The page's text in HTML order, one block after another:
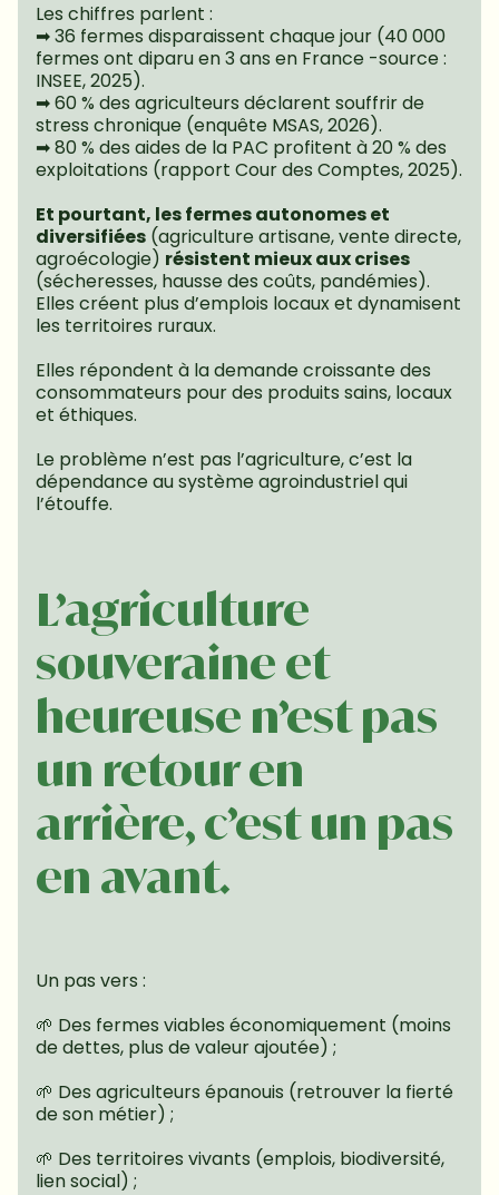
Les chiffres parlent :
➡ 36 fermes disparaissent chaque jour (40 000
fermes ont diparu en 3 ans en France -source :
INSEE, 2025).
➡ 60 % des agriculteurs déclarent souffrir de
stress chronique (enquête MSAS, 2026).
➡ 80 % des aides de la PAC profitent à 20 % des
exploitations (rapport Cour des Comptes, 2025).
Et pourtant, les fermes autonomes et
diversifiées (agriculture artisane, vente directe,
agroécologie)
(sécheresses, hausse des coûts, pandémies).
Elles créent plus d’emplois locaux et dynamisent
les territoires ruraux.
Elles répondent à la demande croissante des
consommateurs pour des produits sains, locaux
et éthiques.
Le problème n’est pas l’agriculture, c’est la
dépendance au système agroindustriel qui
l’étouffe.
L’agriculture
souveraine et
heureuse n’est pas
un retour en
arrière, c’est un pas
en avant.
Un pas vers :
🌱 Des fermes viables économiquement (moins
de dettes, plus de valeur ajoutée) ;
🌱 Des agriculteurs épanouis (retrouver la fierté
de son métier) ;
🌱 Des territoires vivants (emplois, biodiversité,
lien social) ;